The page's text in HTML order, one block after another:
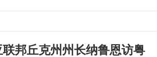
邦丘克州州长纳鲁恩访粤